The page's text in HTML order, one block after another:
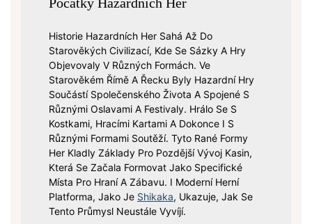
Historie Hazardních Her Sahá Až Do
Starověkých Civilizací, Kde Se Sázky A Hry
Objevovaly V Různých Formách. Ve
Starověkém Římě A Řecku Byly Hazardní Hry
Součástí Společenského Života A Spojené S
Různými Oslavami A Festivaly. Hrálo Se S
Kostkami, Hracími Kartami A Dokonce I S
Různými Formami Soutěží. Tyto Rané Formy
Her Kladly Základy Pro Pozdější Vývoj Kasin,
Která Se Začala Formovat Jako Specifické
Místa Pro Hraní A Zábavu. I Moderní Herní
Platforma, Jako Je Shikaka, Ukazuje, Jak Se
Tento Průmysl Neustále Vyvíjí.